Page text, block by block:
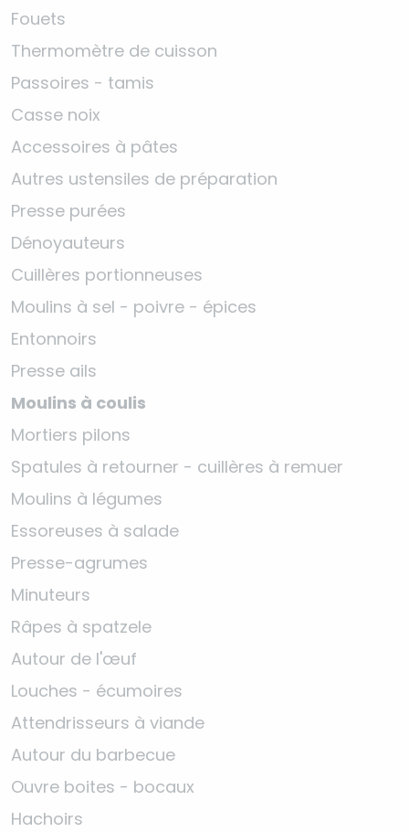
Fouets
Thermomètre de cuisson
Passoires - tamis
Casse noix
Accessoires à pâtes
Autres ustensiles de préparation
Presse purées
Dénoyauteurs
Cuillères portionneuses
Moulins à sel - poivre - épices
Entonnoirs
Presse ails
Moulins à coulis
Mortiers pilons
Spatules à retourner - cuillères à remuer
Moulins à légumes
Essoreuses à salade
Presse-agrumes
Minuteurs
Râpes à spatzele
Autour de l'œuf
Louches - écumoires
Attendrisseurs à viande
Autour du barbecue
Ouvre boites - bocaux
Hachoirs